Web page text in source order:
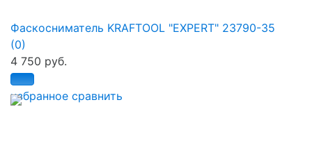
избранное сравнить
Фаскосниматель KRAFTOOL "EXPERT" 23790-35
(0)
4 750 руб.